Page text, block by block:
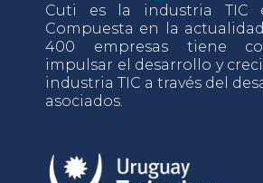
Cuti es la industria TIC
Compuesta en la
400 empresas tiene
impulsar el desarrollo y
industria TIC a través del
asociados.